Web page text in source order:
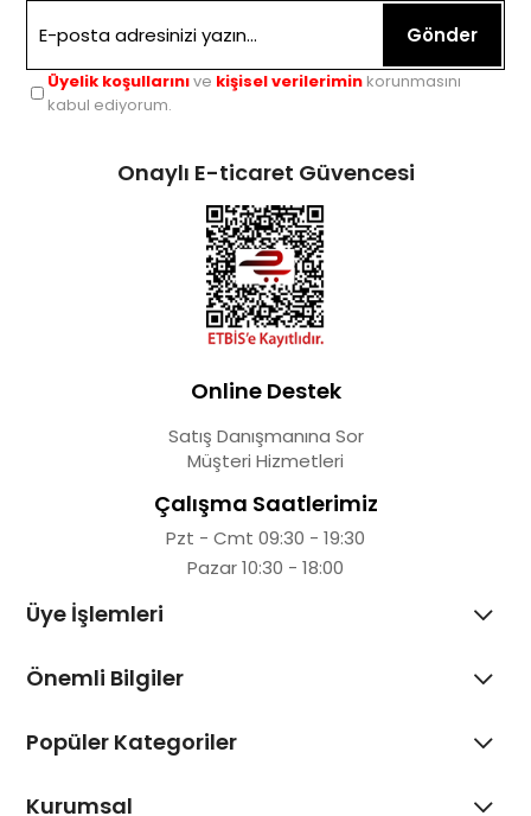
Gönder
Üyelik koşullarınıve kişisel verilerimin korunmasını
kabul ediyorum.
Onaylı E-ticaret Güvencesi
Online Destek
Satış Danışmanına Sor
Müşteri Hizmetleri
Çalışma Saatlerimiz
Pzt - Cmt 09:30 - 19:30
Pazar 10:30 - 18:00
Üye İşlemleri
Önemli Bilgiler
Popüler Kategoriler
Kurumsal